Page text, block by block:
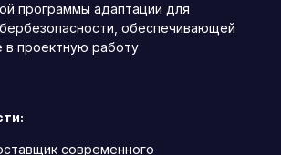
программы адаптации для
обеспечивающей
проектную работу
современного